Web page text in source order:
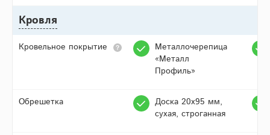
Кровля
Кровельное покрытие
Металлочерепица
«Металл
Профиль»
Обрешетка
Доска 20х95 мм,
сухая, строганная